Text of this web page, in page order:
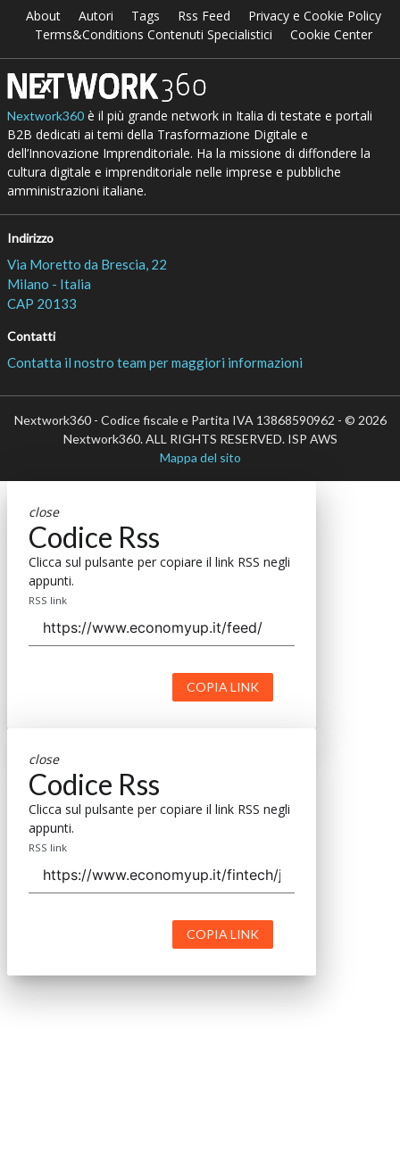
About Autori Tags Rss Feed
Privacy e Cookie Policy
Terms&Conditions Contenuti Specialistici
Cookie Center
Nextwork360è il più grande network in Italia di testate e portali
B2B dedicati ai temi della Trasformazione Digitale e
dell’Innovazione Imprenditoriale. Ha la missione di diffondere la
cultura digitale e imprenditoriale nelle imprese e pubbliche
amministrazioni italiane.
Indirizzo
Via Moretto da Brescia, 22
Milano - Italia
CAP 20133
Contatti
Contatta il nostro team per maggiori informazioni
Nextwork360 - Codice fiscale e Partita IVA 13868590962 - © 2026
Nextwork360. ALL RIGHTS RESERVED. ISP AWS
Mappa del sito
close
Codice Rss
Clicca sul pulsante per copiare il link RSS negli
appunti.
RSS link
COPIA LINK
close
Codice Rss
Clicca sul pulsante per copiare il link RSS negli
appunti.
RSS link
COPIA LINK